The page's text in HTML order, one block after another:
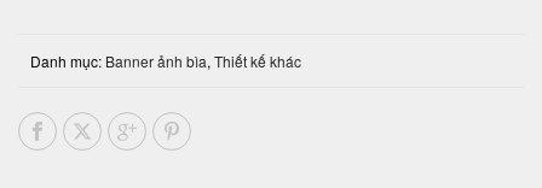
Danh mục: Banner ảnh bìa, Thiết kế khác